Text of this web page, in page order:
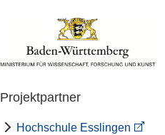
Projektpartner
Hochschule Esslingen